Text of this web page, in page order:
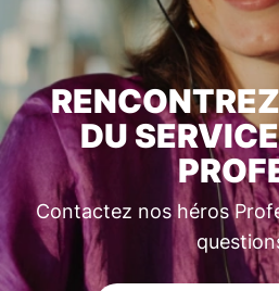
DU
Contactez nos héros